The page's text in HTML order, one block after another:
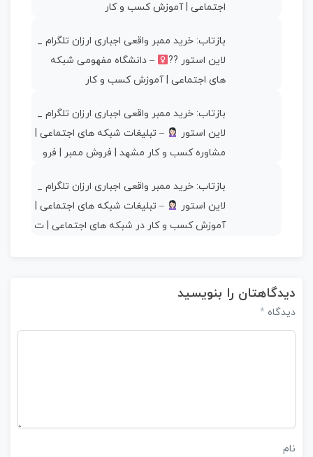
اجتماعی | آموزش کسب و کار
بازتاب: خرید ممبر واقعی اجباری ارزان تلگرام _
لاین استور ??‍
– دانشگاه مفهومی شبکه
های اجتماعی | آموزش کسب و کار
بازتاب: خرید ممبر واقعی اجباری ارزان تلگرام _
لاین استور
– تبلیغات شبکه های اجتماعی |
مشاوره کسب و کار مشهد | فروش ممبر | فرو
بازتاب: خرید ممبر واقعی اجباری ارزان تلگرام _
لاین استور
– تبلیغات شبکه های اجتماعی |
آموزش کسب و کار در شبکه های اجتماعی | ت
دیدگاهتان را بنویسید
دیدگاه *
نام